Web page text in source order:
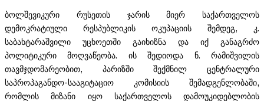
ბოლშევიკური რუსეთის ჯარის მიერ საქართველოს
დემოკრატიული რესპუბლიკის ოკუპაციის შემდეგ, კ.
საბახტარაშვილი უცხოეთში გაიხიზნა და იქ განაგრძო
პოლიტიკური მოღვაწეობა. ის შედიოდა ნ. რამიშვილის
თავმჯდომარეობით, პარიზში შექმნილ ცენტრალური
საპროპაგანდო-სააგიტაციო კომისიის შემადგენლობაში,
რომლის მიზანი იყო საქართველოს დამოუკიდებლობის